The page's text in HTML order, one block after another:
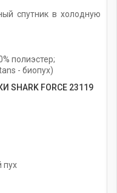
спутник в холодную
полиэстер;
- биопух)
FORCE 23119
пух